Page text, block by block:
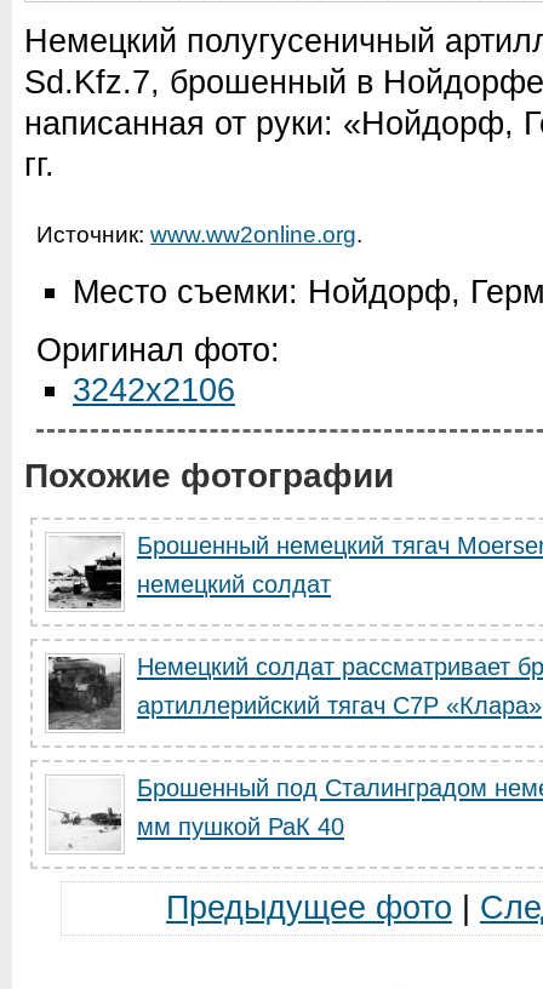
Немецкий полугусеничный
Sd.Kfz.7, брошенный в
написанная от руки: «Нойдорф,
гг.
Источник: www.ww2online.org.
Место съемки: Нойдорф,
Оригинал фото:
3242x2106
Похожие фотографии
Брошенный немецкий тягач
немецкий солдат
Немецкий солдат рассматривает
артиллерийский тягач C7P «Клара»
Брошенный под Сталинградом
мм пушкой РаК 40
Предыдущее фото